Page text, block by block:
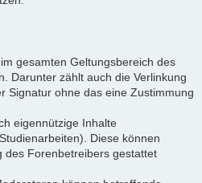
gesamten Geltungsbereich des
Darunter zählt auch die Verlinkung
Signatur ohne das eine Zustimmung
eigennützige Inhalte
Diese können
des Forenbetreibers gestattet